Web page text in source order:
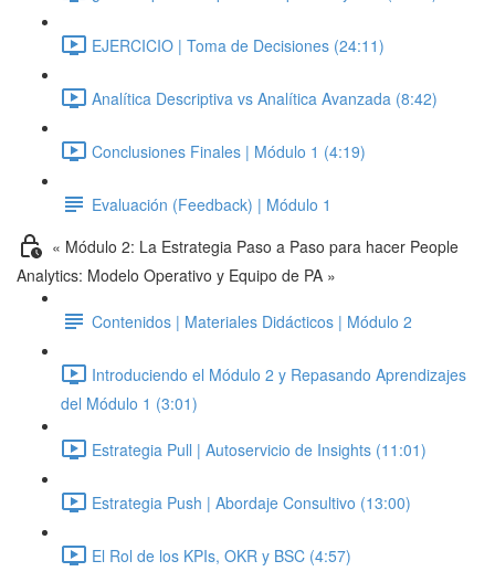
EJERCICIO | Toma de Decisiones (24:11)
Analítica Descriptiva vs Analítica Avanzada (8:42)
Conclusiones Finales | Módulo 1 (4:19)
Evaluación (Feedback) | Módulo 1
« Módulo 2: La Estrategia Paso a Paso para hacer People
Analytics: Modelo Operativo y Equipo de PA »
Contenidos | Materiales Didácticos | Módulo 2
Introduciendo el Módulo 2 y Repasando Aprendizajes
del Módulo 1 (3:01)
Estrategia Pull | Autoservicio de Insights (11:01)
Estrategia Push | Abordaje Consultivo (13:00)
El Rol de los KPIs, OKR y BSC (4:57)